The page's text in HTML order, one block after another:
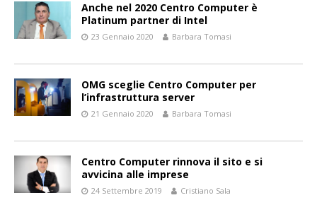
Anche nel 2020 Centro Computer è
Platinum partner di Intel
23 Gennaio 2020 Barbara Tomasi
OMG sceglie Centro Computer per
l’infrastruttura server
21 Gennaio 2020 Barbara Tomasi
Centro Computer rinnova il sito e si
avvicina alle imprese
24 Settembre 2019 Cristiano Sala